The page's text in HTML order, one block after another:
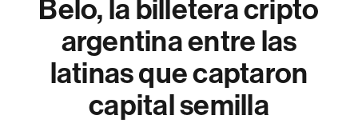
Belo, la billetera cripto
argentina entre las
latinas que captaron
capital semilla